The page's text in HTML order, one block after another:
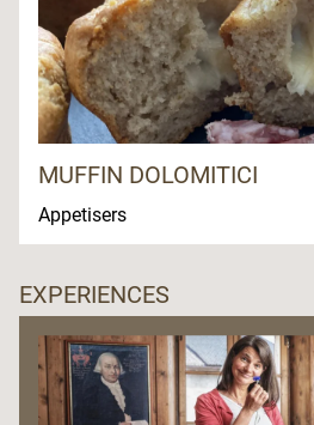
MUFFIN DOLOMITICI
Appetisers
EXPERIENCES